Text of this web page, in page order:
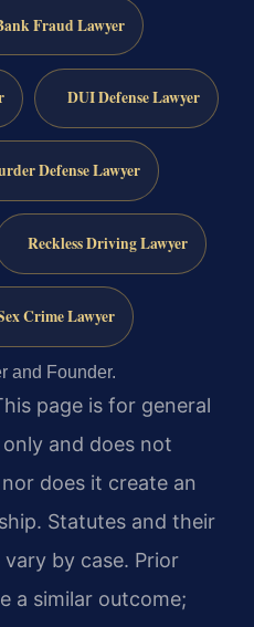
Fraud Lawyer
DUI Defense Lawyer
Defense Lawyer
Reckless Driving Lawyer
Crime Lawyer
and Founder.
page is for general
and does not
does it create an
Statutes and their
by case. Prior
a similar outcome;